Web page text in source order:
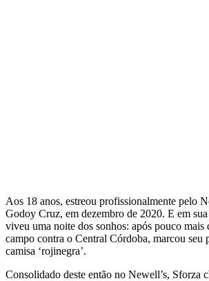
Aos 18 anos, estreou profissionalmente pelo
Godoy Cruz, em dezembro de 2020. E em
viveu uma noite dos sonhos: após pouco mais
campo contra o Central Córdoba, marcou seu
camisa ‘rojinegra’.
Consolidado deste então no Newell’s, Sforza